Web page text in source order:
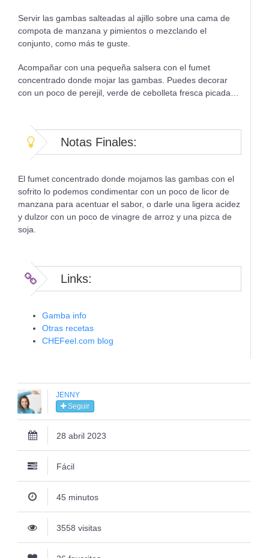
Servir las gambas salteadas al ajillo sobre una cama de
compota de manzana y pimientos o mezclando el
conjunto, como más te guste.
Acompañar con una pequeña salsera con el fumet
concentrado donde mojar las gambas. Puedes decorar
con un poco de perejil, verde de cebolleta fresca picada…
Notas Finales:
El fumet concentrado donde mojamos las gambas con el
sofrito lo podemos condimentar con un poco de licor de
manzana para acentuar el sabor, o darle una ligera acidez
y dulzor con un poco de vinagre de arroz y una pizca de
soja.
Links:
Gamba info
Otras recetas
CHEFeel.com blog
JENNY
Seguir
28 abril 2023
Fácil
45 minutos
3558 visitas